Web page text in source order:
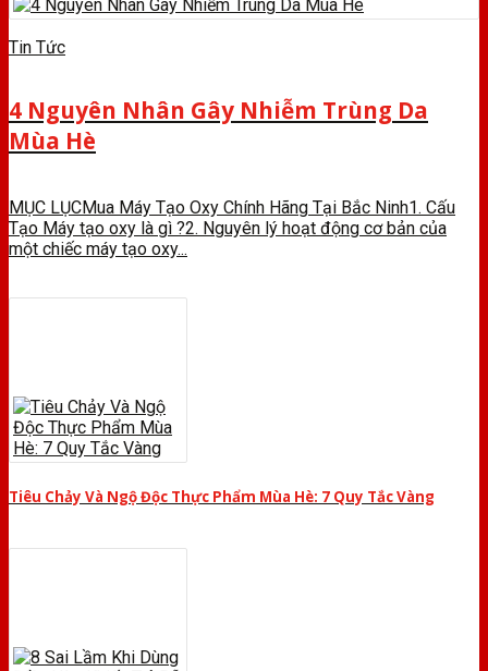
Tin Tức
4 Nguyên Nhân Gây Nhiễm Trùng Da
Mùa Hè
MỤC LỤCMua Máy Tạo Oxy Chính Hãng Tại Bắc Ninh1. Cấu
Tạo Máy tạo oxy là gì ?2. Nguyên lý hoạt động cơ bản của
một chiếc máy tạo oxy...
Tiêu Chảy Và Ngộ Độc Thực Phẩm Mùa Hè: 7 Quy Tắc Vàng